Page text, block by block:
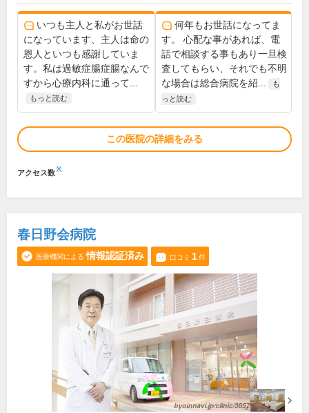
いつも主人と私がお世話
になっています、主人は命の
恩人といつも感謝していま
す。私は過敏症腸症腸なんで
すから心療内科に通って...
もっと読む
何年もお世話になってま
す。 心配な事があれば、電
話で相談する事もあり一旦検
査してもらい、それでも不明
な場合は総合病院を紹...
も
っと読む
この医院の詳細をみる
アクセス数※
春日野会病院
医療機関による 情報認証済み 口コミ 1件